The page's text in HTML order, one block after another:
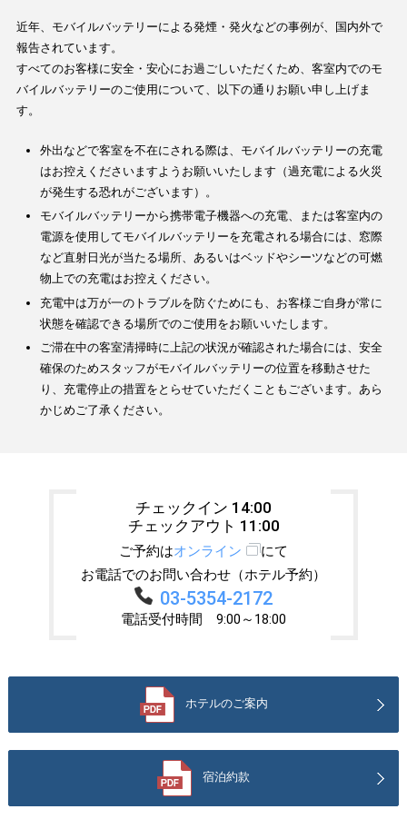
近年、モバイルバッテリーによる発煙・発火などの事例が、国内外で
報告されています。
すべてのお客様に安全・安心にお過ごしいただくため、客室内でのモ
バイルバッテリーのご使用について、以下の通りお願い申し上げま
す。
外出などで客室を不在にされる際は、モバイルバッテリーの充電
はお控えくださいますようお願いいたします（過充電による火災
が発生する恐れがございます）。
モバイルバッテリーから携帯電子機器への充電、または客室内の
電源を使用してモバイルバッテリーを充電される場合には、窓際
など直射日光が当たる場所、あるいはベッドやシーツなどの可燃
物上での充電はお控えください。
充電中は万が一のトラブルを防ぐためにも、お客様ご自身が常に
状態を確認できる場所でのご使用をお願いいたします。
ご滞在中の客室清掃時に上記の状況が確認された場合には、安全
確保のためスタッフがモバイルバッテリーの位置を移動させた
り、充電停止の措置をとらせていただくこともございます。あら
かじめご了承ください。
チェックイン 14:00
チェックアウト 11:00
ご予約はオンライン
にて
お電話でのお問い合わせ（ホテル予約）
03-5354-2172
電話受付時間 9:00～18:00
ホテルのご案内
宿泊約款